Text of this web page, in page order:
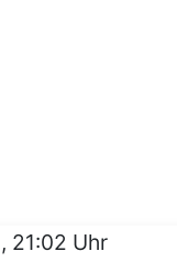
21:02 Uhr